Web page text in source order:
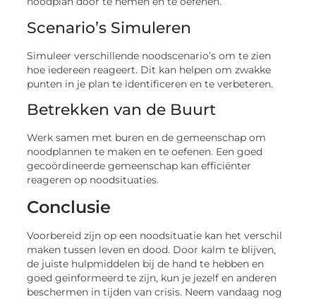
Scenario’s Simuleren
Simuleer verschillende noodscenario’s om te zien
hoe iedereen reageert. Dit kan helpen om zwakke
punten in je plan te identificeren en te verbeteren.
Betrekken van de Buurt
Werk samen met buren en de gemeenschap om
noodplannen te maken en te oefenen. Een goed
gecoördineerde gemeenschap kan efficiënter
reageren op noodsituaties.
Conclusie
Voorbereid zijn op een noodsituatie kan het verschil
maken tussen leven en dood. Door kalm te blijven,
de juiste hulpmiddelen bij de hand te hebben en
goed geïnformeerd te zijn, kun je jezelf en anderen
beschermen in tijden van crisis. Neem vandaag nog